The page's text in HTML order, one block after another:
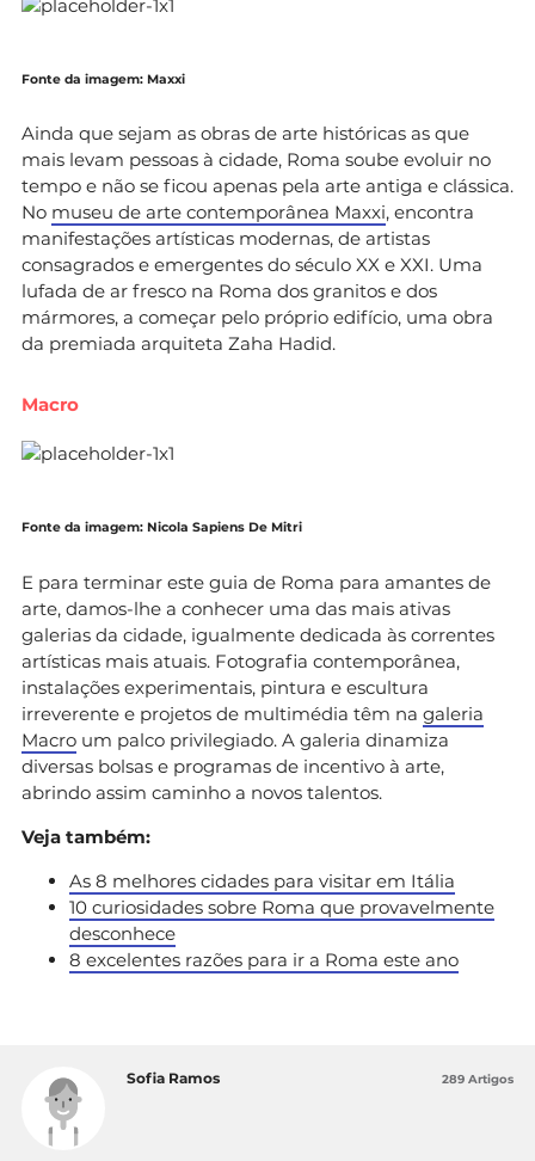
Fonte da imagem: Maxxi
Ainda que sejam as obras de arte históricas as que
mais levam pessoas à cidade, Roma soube evoluir no
tempo e não se ficou apenas pela arte antiga e clássica.
No museu de arte contemporânea Maxxi, encontra
manifestações artísticas modernas, de artistas
consagrados e emergentes do século XX e XXI. Uma
lufada de ar fresco na Roma dos granitos e dos
mármores, a começar pelo próprio edifício, uma obra
da premiada arquiteta Zaha Hadid.
Macro
Fonte da imagem: Nicola Sapiens De Mitri
E para terminar este guia de Roma para amantes de
arte, damos-lhe a conhecer uma das mais ativas
galerias da cidade, igualmente dedicada às correntes
artísticas mais atuais. Fotografia contemporânea,
instalações experimentais, pintura e escultura
irreverente e projetos de multimédia têm na galeria
Macro um palco privilegiado. A galeria dinamiza
diversas bolsas e programas de incentivo à arte,
abrindo assim caminho a novos talentos.
Veja também:
As 8 melhores cidades para visitar em Itália
10 curiosidades sobre Roma que provavelmente
desconhece
8 excelentes razões para ir a Roma este ano
Sofia Ramos 289 Artigos